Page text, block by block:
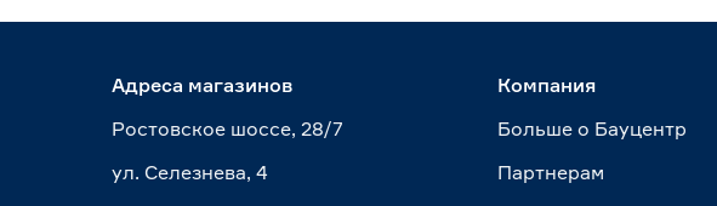
Адреса магазинов
Ростовское шоссе, 28/7
ул. Селезнева, 4
Компания
Больше о Бауцентр
Партнерам